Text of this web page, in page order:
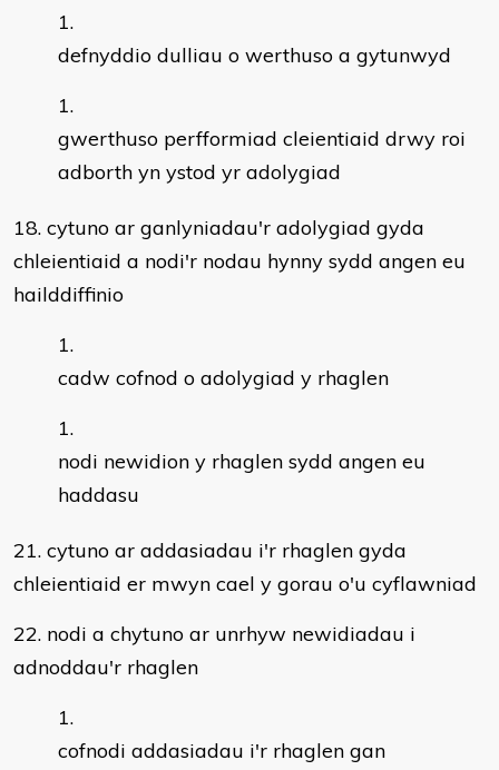
defnyddio dulliau o werthuso a gytunwyd
gwerthuso perfformiad cleientiaid drwy roi
adborth yn ystod yr adolygiad
18. cytuno ar ganlyniadau'r adolygiad gyda
chleientiaid a nodi'r nodau hynny sydd angen eu
hailddiffinio
cadw cofnod o adolygiad y rhaglen
nodi newidion y rhaglen sydd angen eu
haddasu
21. cytuno ar addasiadau i'r rhaglen gyda
chleientiaid er mwyn cael y gorau o'u cyflawniad
22. nodi a chytuno ar unrhyw newidiadau i
adnoddau'r rhaglen
cofnodi addasiadau i'r rhaglen gan